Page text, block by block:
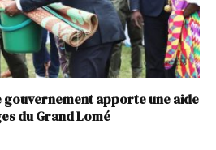
gouvernement apporte une aide
du Grand Lomé